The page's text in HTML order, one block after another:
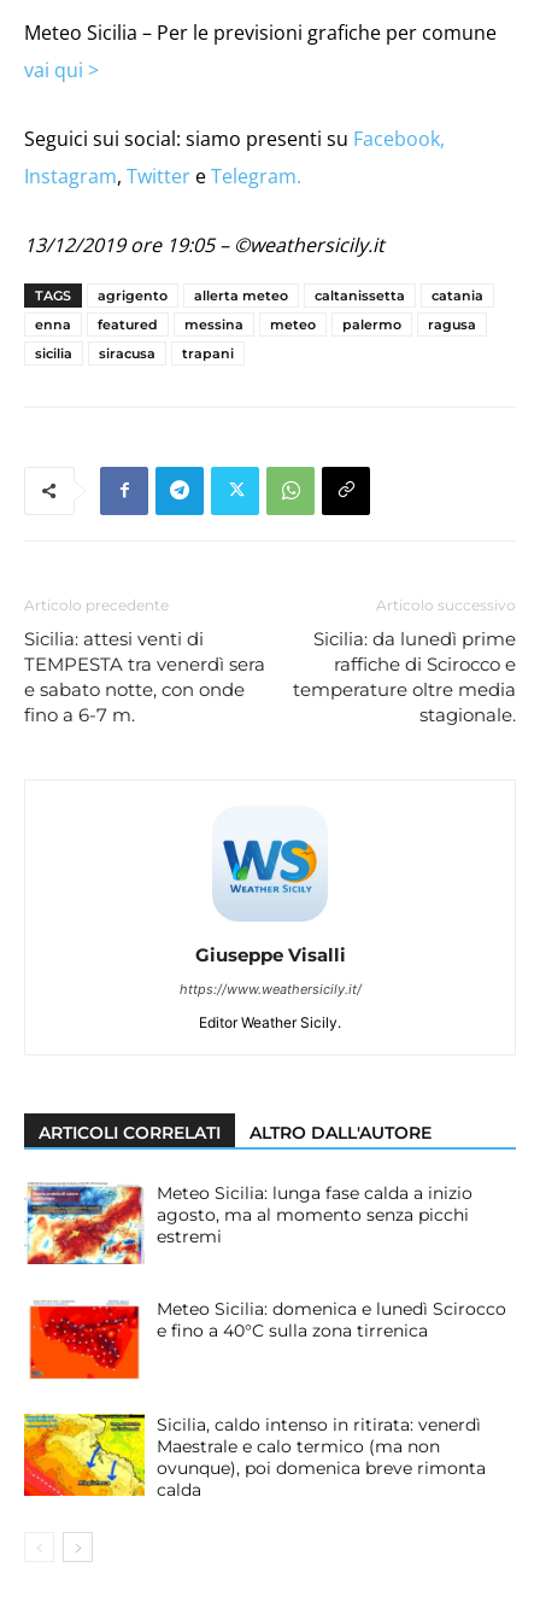
Meteo Sicilia – Per le previsioni grafiche per comune
vai qui >
Seguici sui social: siamo presenti su Facebook,
Instagram, Twitter eTelegram.
13/12/2019 ore 19:05 – ©weathersicily.it
TAGS agrigento allerta meteo caltanissetta
catania
enna
featured messina meteo palermo
ragusa
sicilia
siracusa trapani
Articolo precedente
Sicilia: attesi venti di
TEMPESTA tra venerdì sera
e sabato notte, con onde
fino a 6-7 m.
Articolo successivo
Sicilia: da lunedì prime
raffiche di Scirocco e
temperature oltre media
stagionale.
Giuseppe Visalli
https://www.weathersicily.it/
Editor Weather Sicily.
ARTICOLI CORRELATI ALTRO DALL'AUTORE
Meteo Sicilia: lunga fase calda a inizio
agosto, ma al momento senza picchi
estremi
Meteo Sicilia: domenica e lunedì Scirocco
e fino a 40°C sulla zona tirrenica
Sicilia, caldo intenso in ritirata: venerdì
Maestrale e calo termico (ma non
ovunque), poi domenica breve rimonta
calda